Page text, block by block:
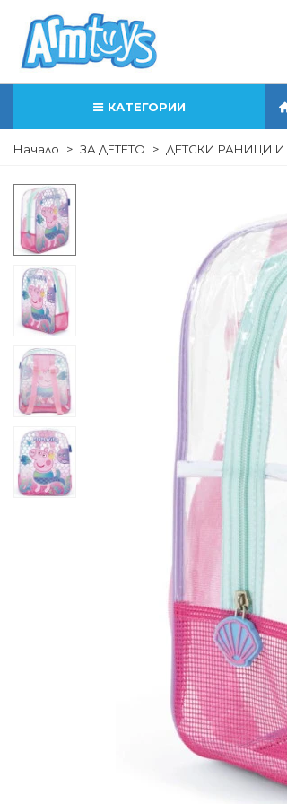
КАТЕГОРИИ
Начало > ЗА ДЕТЕТО > ДЕТСКИ РАНИЦИ